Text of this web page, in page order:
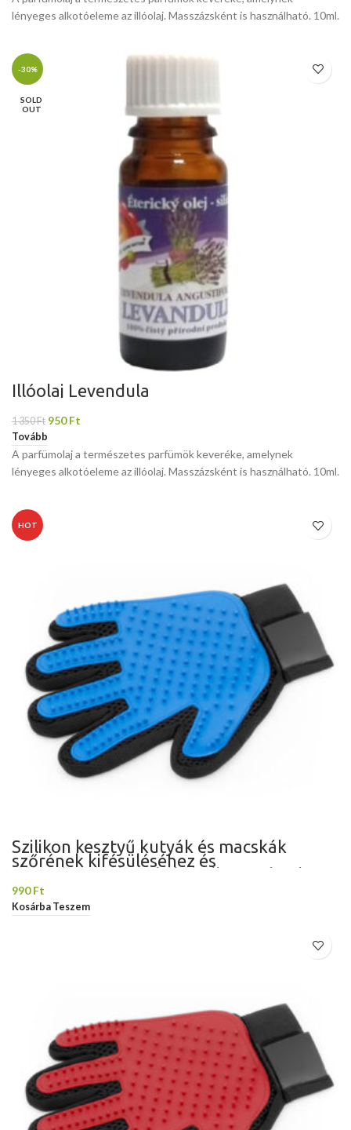
lényeges alkotóeleme az illóolaj. Masszázsként is használható. 10ml.
-30%
SOLD
OUT
Illóolaj Levendula
1 350Ft 950Ft
Tovább
A parfümolaj a természetes parfümök keveréke, amelynek
lényeges alkotóeleme az illóolaj. Masszázsként is használható. 10ml.
HOT
Szilikon kesztyű kutyák és macskák
szőrének kifésüléséhez és
masszírozásához, kék, balkezeseknek,
Domestico
990Ft
Kosárba Teszem